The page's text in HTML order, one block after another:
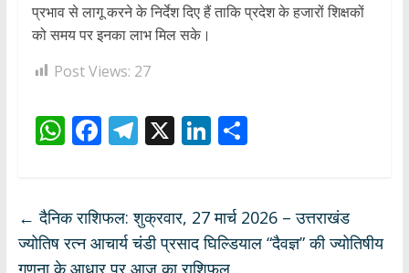
प्रभाव से लागू करने के निर्देश दिए हैं ताकि प्रदेश के हजारों शिक्षकों
को समय पर इनका लाभ मिल सके।
Post Views: 27
W
s
A
F
b
o
T
gr
a
X Li
e
dI
S
e
← दैनिक राशिफल: शुक्रवार, 27 मार्च 2026 – उत्तराखंड
ज्योतिष रत्न आचार्य चंडी प्रसाद घिल्डियाल “दैवज्ञ” की ज्योतिषीय
गणना के आधार पर आज का राशिफल